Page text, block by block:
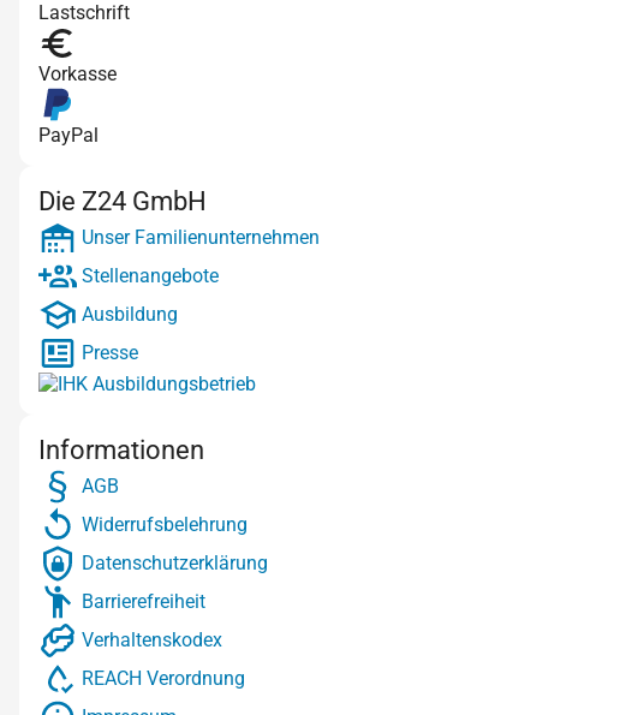
Lastschrift
Vorkasse
PayPal
Die Z24 GmbH
Unser Familienunternehmen
Stellenangebote
Ausbildung
Presse
Informationen
AGB
Widerrufsbelehrung
Datenschutzerklärung
Barrierefreiheit
Verhaltenskodex
REACH Verordnung